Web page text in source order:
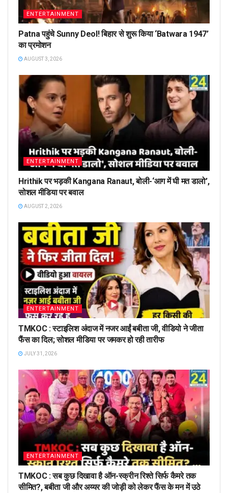
ENTERTAINMENT
Patna पहुंचे Sunny Deol! बिहार से शुरू किया ‘Batwara 1947’
का प्रमोशन
AUGUST 3, 2026
ENTERTAINMENT
Hrithik पर भड़की Kangana Ranaut, बोली-‘आग में घी मत डालो’,
सोशल मीडिया पर बवाल
AUGUST 2, 2026
ENTERTAINMENT
TMKOC : स्टाइलिश अंदाज में नजर आईं बबीता जी, वीडियो ने जीता
फैंस का दिल; सोशल मीडिया पर जमकर हो रही तारीफ
JULY 31, 2026
ENTERTAINMENT
TMKOC : सब कुछ दिखावा है ऑन-स्क्रीन रिश्ते सिर्फ कैमरे तक
सीमित?, बबीता जी और अय्यर की जोड़ी को लेकर फैंस के मन में उठे